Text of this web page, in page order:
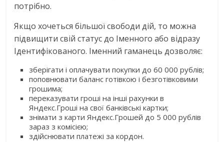
потрібно.
Якщо хочеться більшої свободи дій, то можна
підвищити свій статус до Іменного або відразу
Ідентифікованого. Іменний гаманець дозволяє:
зберігати і оплачувати покупки до 60 000 рублів;
поповнювати баланс готівкою і безготівковими
грошима;
переказувати гроші на інші рахунки в
Яндекс.Гроші на свої банківські картки;
знімати з карти Яндекс.Грошей до 5 000 рублів
зараз з комісією;
здійснювати платежі за кордон.